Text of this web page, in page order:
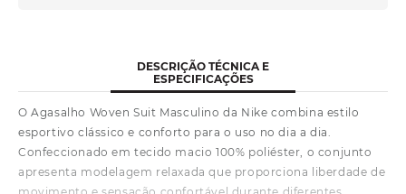
DESCRIÇÃO TÉCNICA E
ESPECIFICAÇÕES
O Agasalho Woven Suit Masculino da Nike combina estilo
esportivo clássico e conforto para o uso no dia a dia.
Confeccionado em tecido macio 100% poliéster, o conjunto
apresenta modelagem relaxada que proporciona liberdade de
movimento e sensação confortável durante diferentes